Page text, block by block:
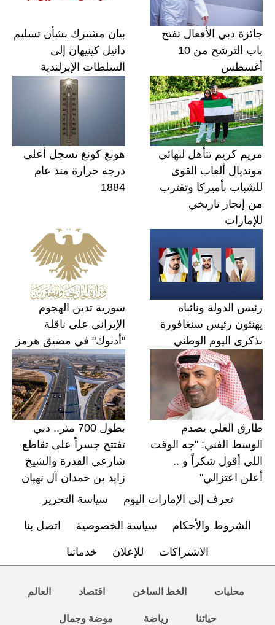
جائزة دبي الأفعال تفتح
باب الترشح من 10
أغسطس
بيان مشترك بشأن تسليم
دانيل كينيهان إلى
السلطات الإيرلندية
مريم كريم تتأهل لنهائي
مونديال ألعاب القوى
للشباب بأميركا وتقترب
من إنجاز تاريخي
للإمارات
هونغ كونغ تسجل أعلى
درجة حرارة منذ عام
1884
رئيس الدولة ونائباه
يهنئون رئيس سنغافورة
بذكرى اليوم الوطني
سورية تدين الهجوم
الإيراني على ناقلة
"أدنوك" في مضيق هرمز‏
طارق العلي يصدم
الوسط الفني: "جه الوقت
اللي أقول شكراً و ..
أعلن اعتزالي"
بطول 700 متر.. دبي
تفتتح جسراً على تقاطع
شارعي القدرة والشيخ
زايد بن حمدان آل نهيان
تعرف إلى الإمارات اليوم
سياسة التحرير
الشروط والأحكام سياسة الخصوصية اتصل بنا
الاشتراكات للإعلان خدماتنا
محليات الخط الساخن اقتصاد العالم
حياتنا رياضة موضة وجمال